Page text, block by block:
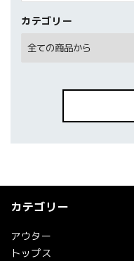
カテゴリー
キーワード
カテゴリー
アウター
トップス